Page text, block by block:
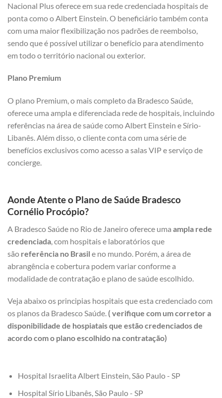
Nacional Plus oferece em sua rede credenciada hospitais de
ponta como o Albert Einstein. O beneficiário também conta
com uma maior flexibilização nos padrões de reembolso,
sendo que é possível utilizar o benefício para atendimento
em todo o território nacional ou exterior.
Plano Premium
O plano Premium, o mais completo da Bradesco Saúde,
oferece uma ampla e diferenciada rede de hospitais, incluindo
referências na área de saúde como Albert Einstein e Sírio-
Libanês. Além disso, o cliente conta com uma série de
benefícios exclusivos como acesso a salas VIP e serviço de
concierge.
Aonde Atente o Plano de Saúde Bradesco
Cornélio Procópio?
A Bradesco Saúde no Rio de Janeiro oferece uma ampla rede
credenciada , com hospitais e laboratórios que
são referência no Brasil e no mundo. Porém, a área de
abrangência e cobertura podem variar conforme a
modalidade de contratação e plano de saúde escolhido.
Veja abaixo os principias hospitais que esta credenciado com
os planos da Bradesco Saúde. ( verifique com um corretor a
disponibilidade de hospiatais que estão credenciados de
acordo com o plano escolhido na contratação)
Hospital Israelita Albert Einstein, São Paulo - SP
Hospital Sírio Libanês, São Paulo - SP